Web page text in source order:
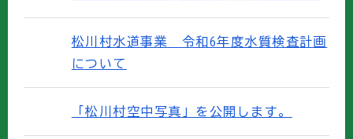
松川村水道事業 令和6年度水質検査計画
について
「松川村空中写真」を公開します。